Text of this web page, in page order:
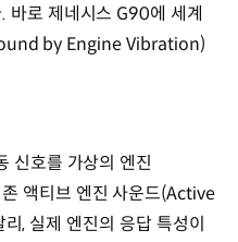
바로 제네시스 G90에 세계
by Engine Vibration)
신호를 가상의 엔진
액티브 엔진 사운드(Active
, 실제 엔진의 응답 특성이